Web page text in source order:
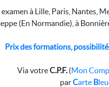
à Lille, Paris, Nantes,
(En Normandie), à
Prix des formations,
Via votreC.P.F.(Mon
parCarte B